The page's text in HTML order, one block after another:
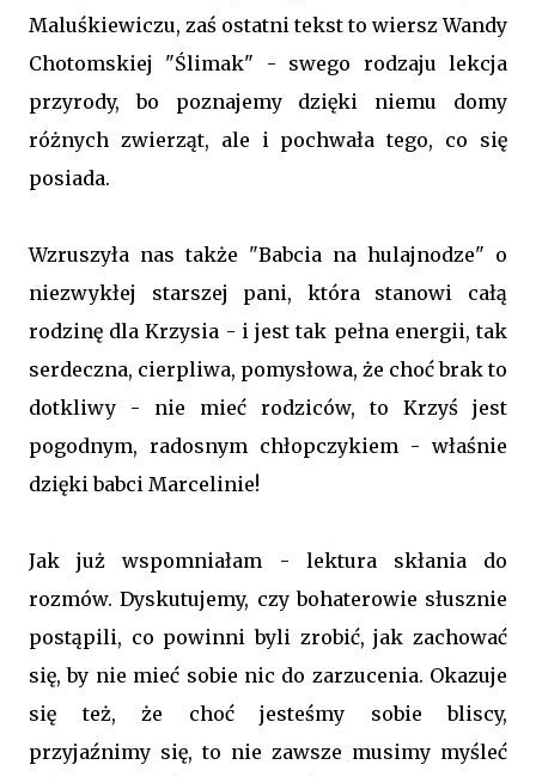
Maluśkiewiczu, zaś ostatni tekst to wiersz Wandy
Chotomskiej "Ślimak" - swego rodzaju lekcja
przyrody, bo poznajemy dzięki niemu domy
różnych zwierząt, ale i pochwała tego, co się
posiada.
Wzruszyła nas także "Babcia na hulajnodze" o
niezwykłej starszej pani, która stanowi całą
rodzinę dla Krzysia - i jest tak pełna energii, tak
serdeczna, cierpliwa, pomysłowa, że choć brak to
dotkliwy - nie mieć rodziców, to Krzyś jest
pogodnym, radosnym chłopczykiem - właśnie
dzięki babci Marcelinie!
Jak już wspomniałam - lektura skłania do
rozmów. Dyskutujemy, czy bohaterowie słusznie
postąpili, co powinni byli zrobić, jak zachować
się, by nie mieć sobie nic do zarzucenia. Okazuje
się też, że choć jesteśmy sobie bliscy,
przyjaźnimy się, to nie zawsze musimy myśleć